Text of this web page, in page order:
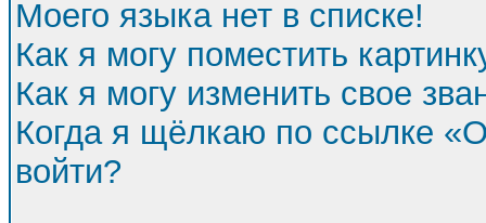
Моего языка нет в списке!
Как я могу поместить
Как я могу изменить свое
Когда я щёлкаю по ссылке
войти?